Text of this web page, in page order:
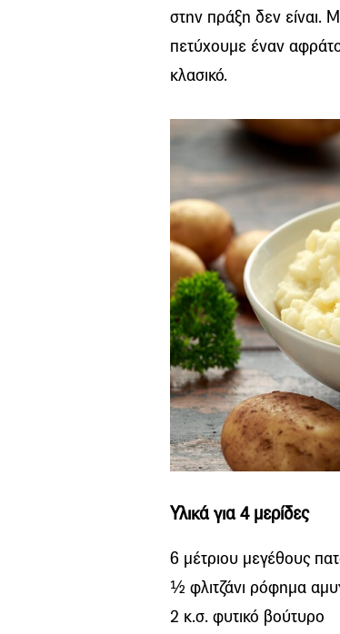
στην πράξη δεν είναι.
πετύχουμε έναν
κλασικό.
Υλικά για 4 μερίδες
6 μέτριου μεγέθους
½ φλιτζάνι ρόφημα
2 κ.σ. φυτικό βούτυρο